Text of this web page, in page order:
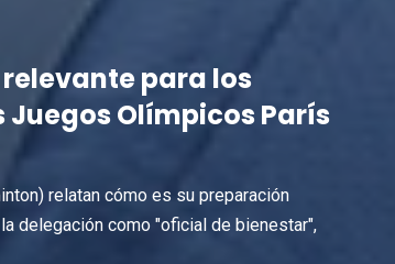
para los
Olímpicos París
relatan cómo es su preparación
delegación como "oficial de bienestar",